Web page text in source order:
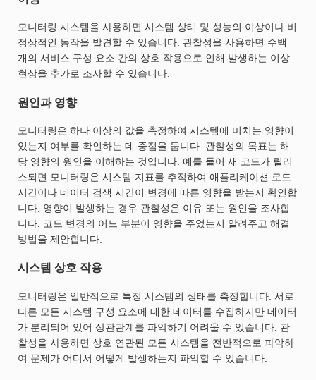
모니터링 시스템을 사용하면 시스템 상태 및 성능의 이상이나 비
정상적인 동작을 발견할 수 있습니다. 관찰성을 사용하면 수백
개의 서비스 구성 요소 간의 상호 작용으로 인해 발생하는 이상
현상을 추가로 조사할 수 있습니다.
원인과 영향
모니터링은 하나 이상의 값을 측정하여 시스템에 미치는 영향이
있는지 여부를 확인하는 데 중점을 둡니다. 관찰성의 목표는 해
당 영향의 원인을 이해하는 것입니다. 예를 들어 새 코드가 릴리
스되면 모니터링은 시스템 지표를 추적하여 애플리케이션 로드
시간이나 데이터 검색 시간이 변경에 따른 영향을 받는지 확인합
니다. 영향이 발생하는 경우 관찰성은 이유 또는 원인을 조사합
니다. 코드 변경의 어느 부분이 영향을 주었는지 알려주고 해결
방법을 제안합니다.
시스템 상호 작용
모니터링은 일반적으로 특정 시스템의 상태를 측정합니다. 서로
다른 모든 시스템 구성 요소에 대한 데이터를 수집하지만 데이터
가 분리되어 있어 상관관계를 파악하기 어려울 수 있습니다. 관
찰성을 사용하면 상호 연관된 모든 시스템을 전반적으로 파악하
여 문제가 어디서 어떻게 발생하는지 파악할 수 있습니다.